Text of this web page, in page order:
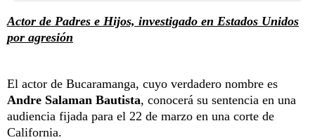
Actor de Padres e Hijos, investigado en Estados Unidos
por agresión
El actor de Bucaramanga, cuyo verdadero nombre es
Andre Salaman Bautista, conocerá su sentencia en una
audiencia fijada para el 22 de marzo en una corte de
California.